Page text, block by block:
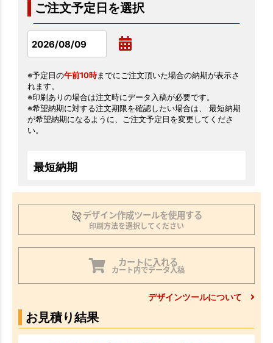
ご注文予定日を選択
※予定日の午前10時までにご注文頂いた場合の納期が表示さ
れます。
※印刷ありの場合は注文時にデータ入稿が必要です。
※希望納期に対する注文期限を確認したい場合は、 最短納期
が希望納期になるように、ご注文予定日を変更してくださ
い。
最短納期
デザイン作成ツールを使用する
印刷方法を選択してください
カートに入れる
カート内でデータ入稿
デザインツールについて
お見積り結果